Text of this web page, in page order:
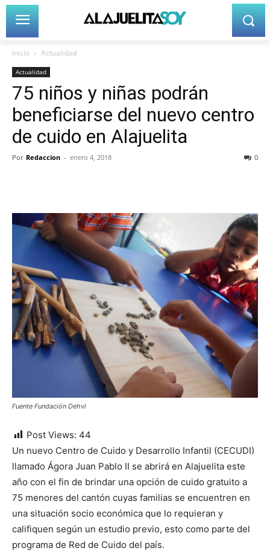
Inicio Actualidad
Actualidad
75 niños y niñas podrán
beneficiarse del nuevo centro
de cuido en Alajuelita
Por Redaccion - enero 4, 2018 0
Fuente Fundación Dehvi
Post Views: 44
Un nuevo Centro de Cuido y Desarrollo Infantil (CECUDI)
llamado Ágora Juan Pablo II se abrirá en Alajuelita este
año con el fin de brindar una opción de cuido gratuito a
75 menores del cantón cuyas familias se encuentren en
una situación socio económica que lo requieran y
califiquen según un estudio previo, esto como parte del
programa de Red de Cuido del país.